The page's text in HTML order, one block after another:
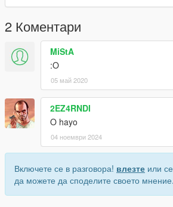
2 Коментари
MiStA
:O
05 май 2020
2EZ4RNDI
O hayo
04 ноември 2024
Включете се в разговора! влезте или се
да можете да споделите своето мнение.